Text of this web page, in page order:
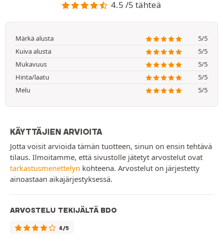
4.5 /5 tähteä
Märkä alusta
5/5
Kuiva alusta
5/5
Mukavuus
5/5
Hinta/laatu
5/5
Melu
5/5
KÄYTTÄJIEN ARVIOITA
Jotta voisit arvioida tämän tuotteen, sinun on ensin tehtävä
tilaus. Ilmoitamme, että sivustolle jätetyt arvostelut ovat
tarkastusmenettelyn kohteena. Arvostelut on järjestetty
ainoastaan aikajärjestyksessä.
ARVOSTELU TEKIJÄLTÄ BDO
4/5